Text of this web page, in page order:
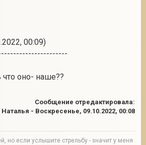
00:09)
что оно- наше??
Сообщение отредактировала:
Наталья - Воскресенье, 09.10.2022, 00:08
но если услышите стрельбу - значит у меня